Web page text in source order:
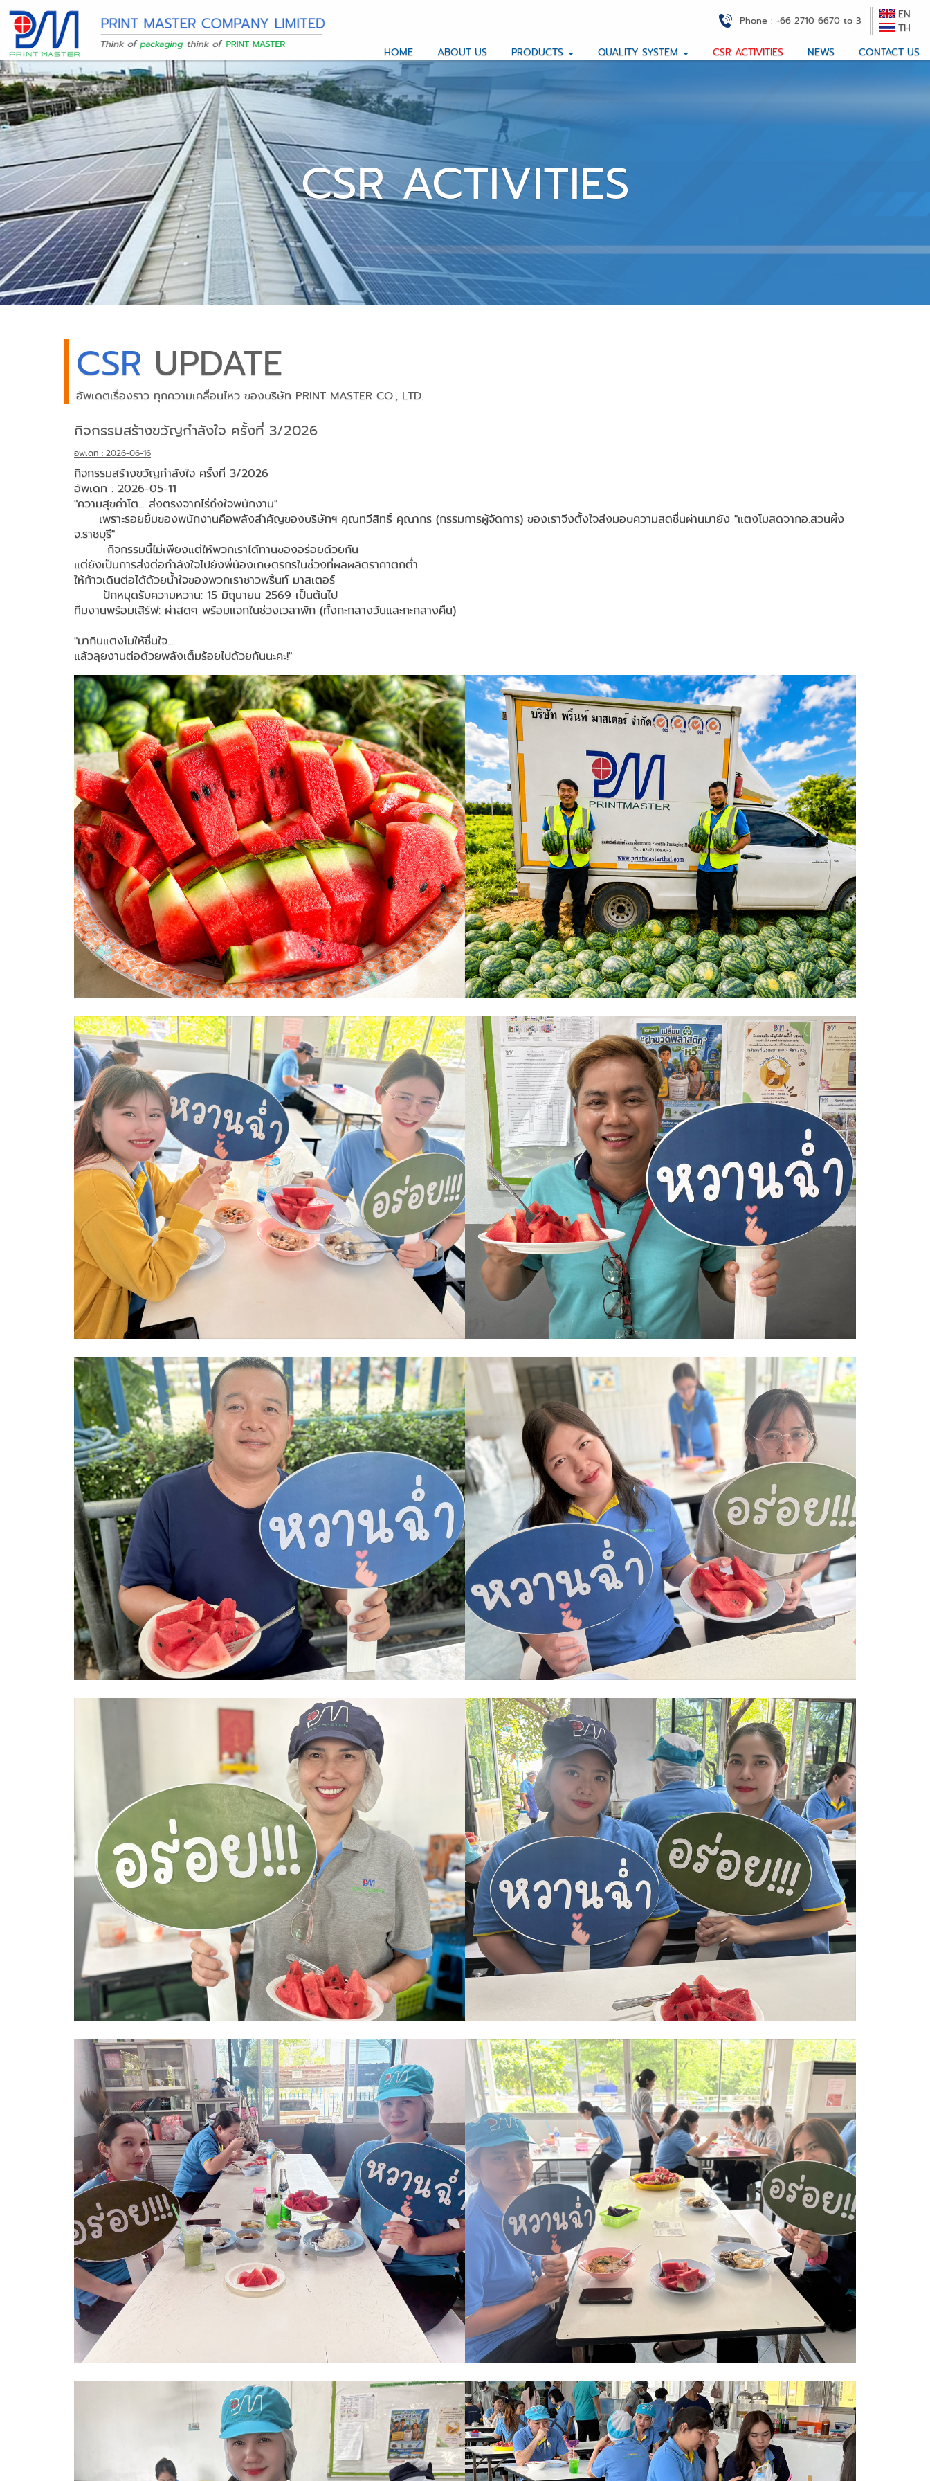
Phone : +66 2710 6670 to 3
EN
TH
HOME
ABOUT US PRODUCTS QUALITY SYSTEM CSR ACTIVITIES NEWS CONTACT US
CSR ACTIVITIES
CSR UPDATE
อัพเดตเรื่องราว ทุกความเคลื่อนไหว ของบริษัท PRINT MASTER CO., LTD.
กิจกรรมสร้างขวัญกำลังใจ ครั้งที่ 3/2026
อัพเดท : 2026-06-16
กิจกรรมสร้างขวัญกำลังใจ ครั้งที่ 3/2026
อัพเดท : 2026-05-11
"ความสุขคำโต... ส่งตรงจากไร่ถึงใจพนักงาน"
เพราะรอยยิ้มของพนักงานคือพลังสำคัญของบริษัทฯ คุณทวีสิทธิ์ คุณากร (กรรมการผู้จัดการ) ของเราจึงตั้งใจส่งมอบความสดชื่นผ่านมายัง "แตงโมสดจากอ.สวนผึ้ง
จ.ราชบุรี"
กิจกรรมนี้ไม่เพียงแต่ให้พวกเราได้ทานของอร่อยด้วยกัน
แต่ยังเป็นการส่งต่อกำลังใจไปยังพี่น้องเกษตรกรในช่วงที่ผลผลิตราคาตกต่ำ
ให้ก้าวเดินต่อได้ด้วยน้ำใจของพวกเราชาวพริ้นท์ มาสเตอร์
ปักหมุดรับความหวาน: 15 มิถุนายน 2569 เป็นต้นไป
ทีมงานพร้อมเสิร์ฟ: ผ่าสดๆ พร้อมแจกในช่วงเวลาพัก (ทั้งกะกลางวันและกะกลางคืน)
"มากินแตงโมให้ชื่นใจ...
แล้วลุยงานต่อด้วยพลังเต็มร้อยไปด้วยกันนะคะ!"